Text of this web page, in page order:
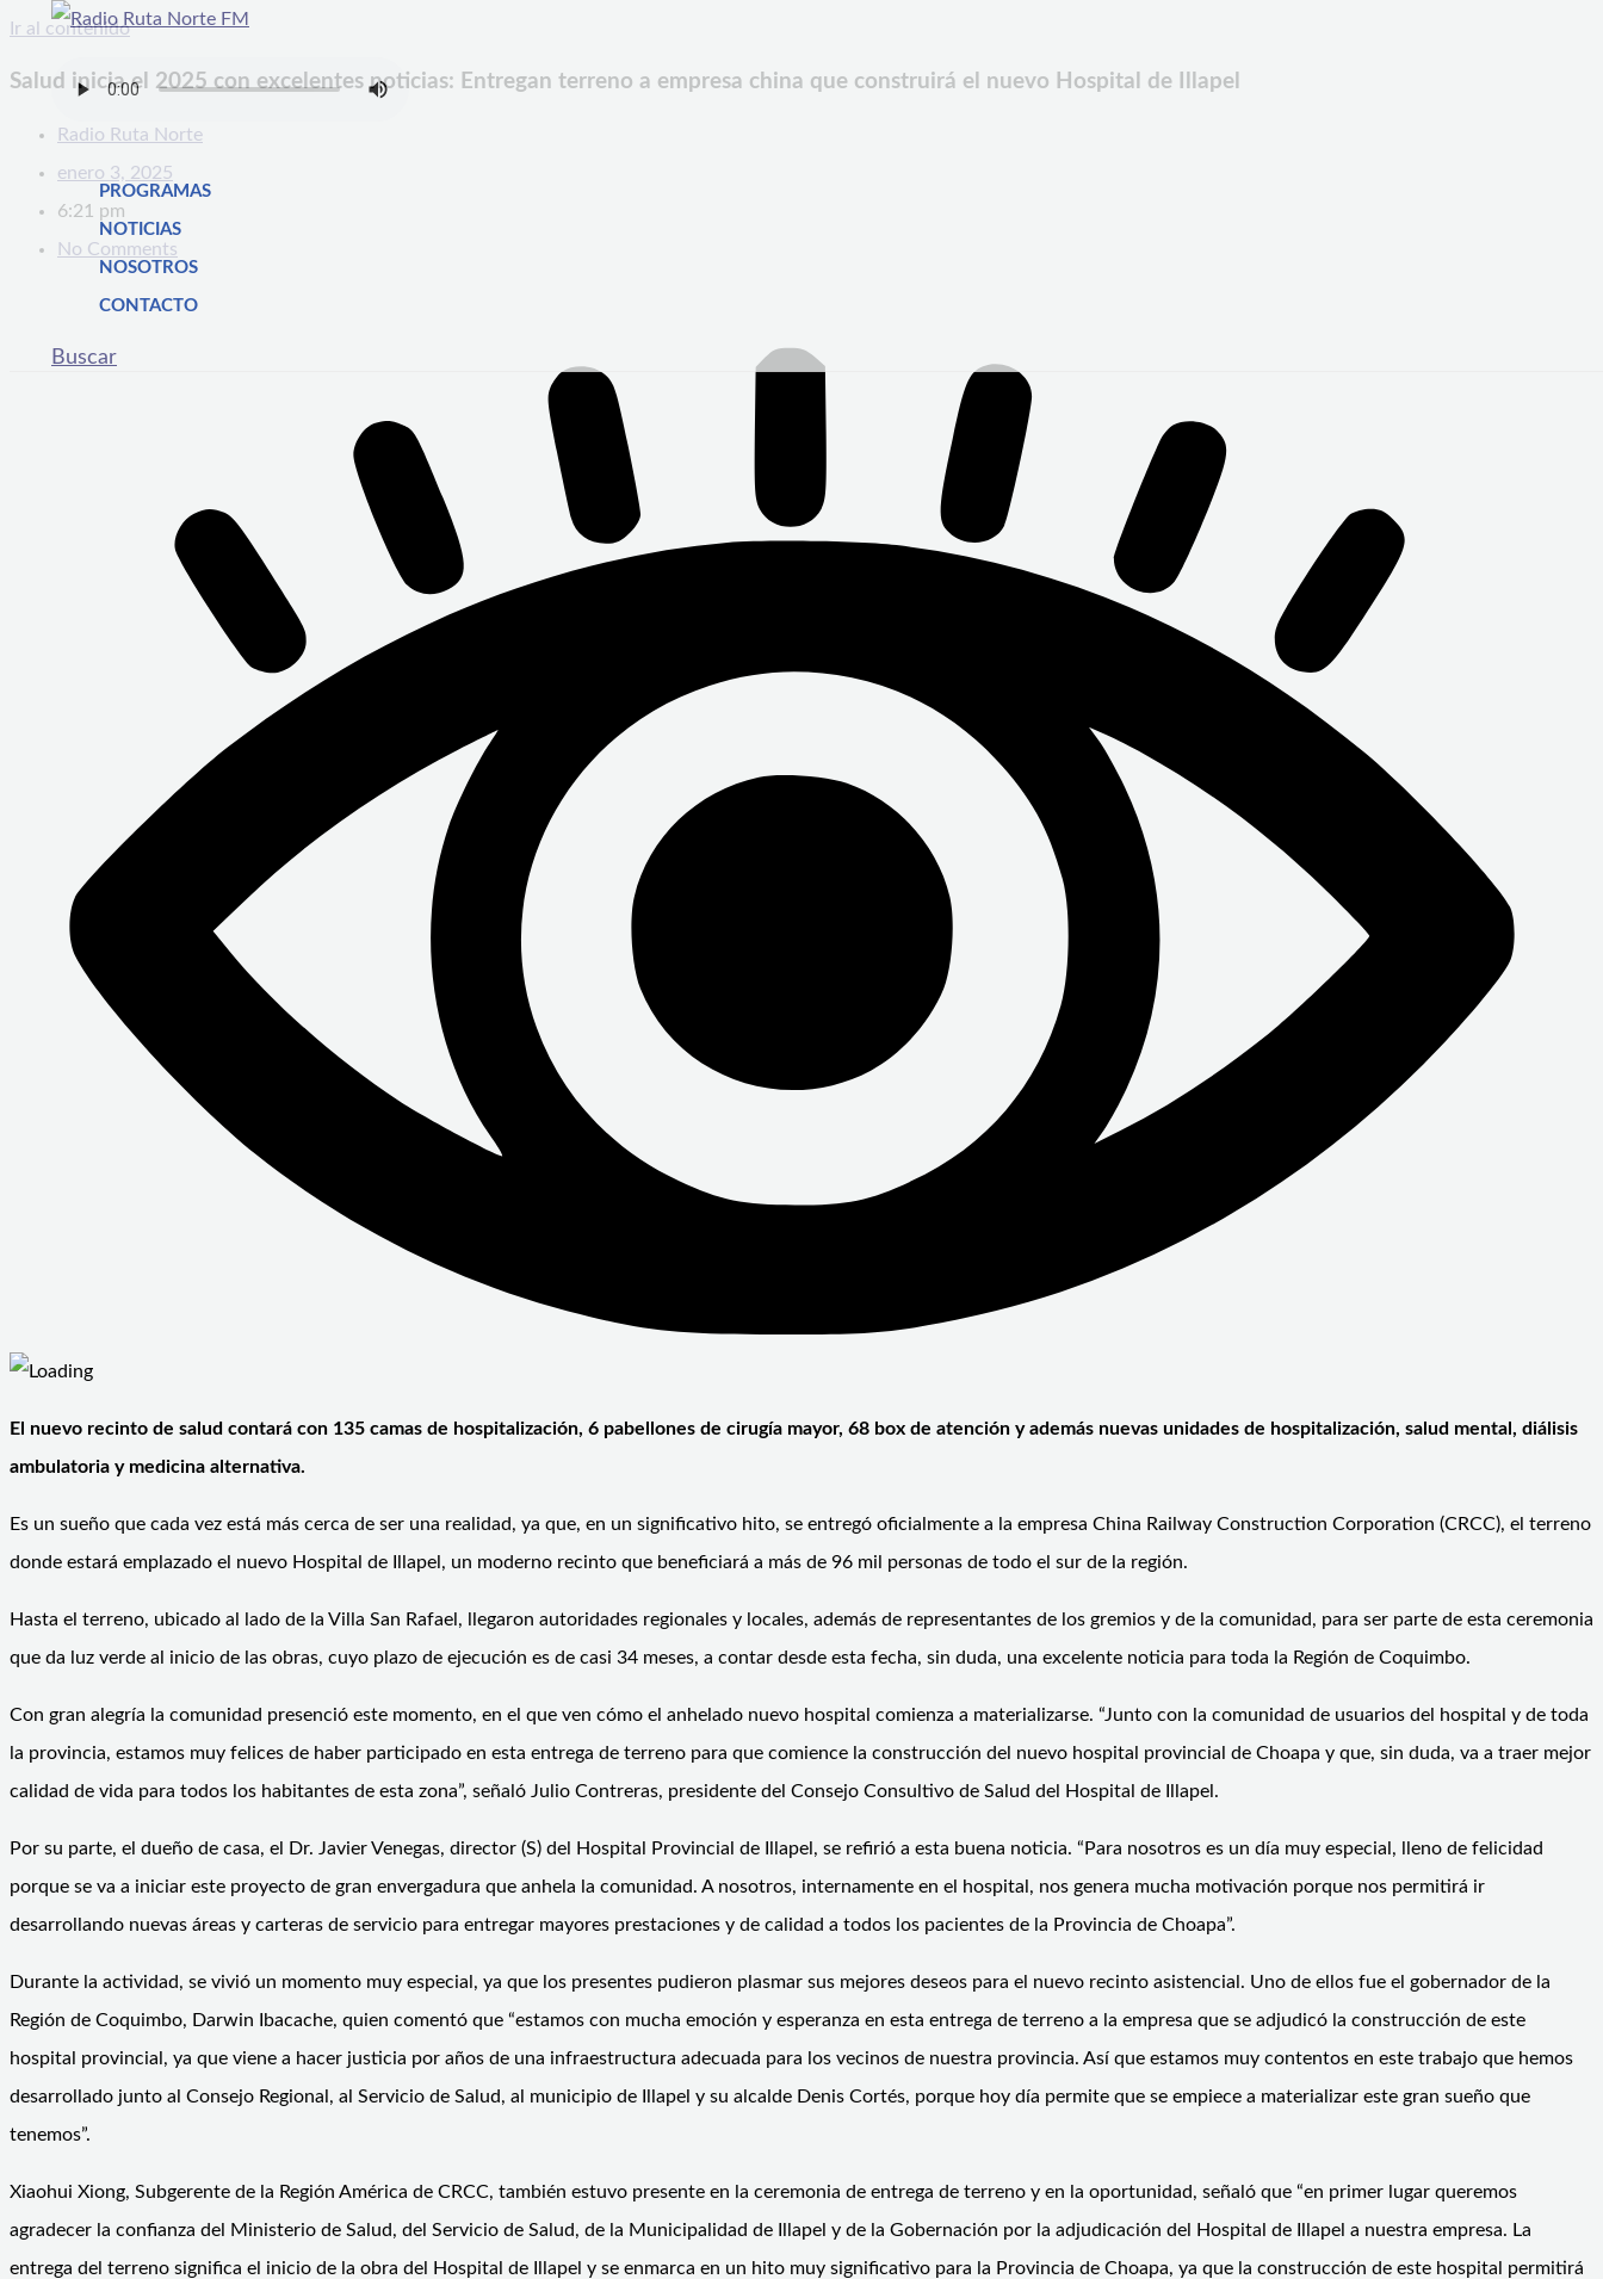
Ir al contenido
PROGRAMAS
NOTICIAS
NOSOTROS
CONTACTO
Buscar
Salud inicia el 2025 con excelentes noticias: Entregan terreno a empresa china que construirá el nuevo Hospital de Illapel
Radio Ruta Norte
enero 3, 2025
6:21 pm
No Comments
El nuevo recinto de salud contará con 135 camas de hospitalización, 6 pabellones de cirugía mayor, 68 box de atención y además nuevas unidades de hospitalización, salud mental, diálisis
ambulatoria y medicina alternativa.
Es un sueño que cada vez está más cerca de ser una realidad, ya que, en un significativo hito, se entregó oficialmente a la empresa China Railway Construction Corporation (CRCC), el terreno
donde estará emplazado el nuevo Hospital de Illapel, un moderno recinto que beneficiará a más de 96 mil personas de todo el sur de la región.
Hasta el terreno, ubicado al lado de la Villa San Rafael, llegaron autoridades regionales y locales, además de representantes de los gremios y de la comunidad, para ser parte de esta ceremonia
que da luz verde al inicio de las obras, cuyo plazo de ejecución es de casi 34 meses, a contar desde esta fecha, sin duda, una excelente noticia para toda la Región de Coquimbo.
Con gran alegría la comunidad presenció este momento, en el que ven cómo el anhelado nuevo hospital comienza a materializarse. “Junto con la comunidad de usuarios del hospital y de toda
la provincia, estamos muy felices de haber participado en esta entrega de terreno para que comience la construcción del nuevo hospital provincial de Choapa y que, sin duda, va a traer mejor
calidad de vida para todos los habitantes de esta zona”, señaló Julio Contreras, presidente del Consejo Consultivo de Salud del Hospital de Illapel.
Por su parte, el dueño de casa, el Dr. Javier Venegas, director (S) del Hospital Provincial de Illapel, se refirió a esta buena noticia. “Para nosotros es un día muy especial, lleno de felicidad
porque se va a iniciar este proyecto de gran envergadura que anhela la comunidad. A nosotros, internamente en el hospital, nos genera mucha motivación porque nos permitirá ir
desarrollando nuevas áreas y carteras de servicio para entregar mayores prestaciones y de calidad a todos los pacientes de la Provincia de Choapa”.
Durante la actividad, se vivió un momento muy especial, ya que los presentes pudieron plasmar sus mejores deseos para el nuevo recinto asistencial. Uno de ellos fue el gobernador de la
Región de Coquimbo, Darwin Ibacache, quien comentó que “estamos con mucha emoción y esperanza en esta entrega de terreno a la empresa que se adjudicó la construcción de este
hospital provincial, ya que viene a hacer justicia por años de una infraestructura adecuada para los vecinos de nuestra provincia. Así que estamos muy contentos en este trabajo que hemos
desarrollado junto al Consejo Regional, al Servicio de Salud, al municipio de Illapel y su alcalde Denis Cortés, porque hoy día permite que se empiece a materializar este gran sueño que
tenemos”.
Xiaohui Xiong, Subgerente de la Región América de CRCC, también estuvo presente en la ceremonia de entrega de terreno y en la oportunidad, señaló que “en primer lugar queremos
agradecer la confianza del Ministerio de Salud, del Servicio de Salud, de la Municipalidad de Illapel y de la Gobernación por la adjudicación del Hospital de Illapel a nuestra empresa. La
entrega del terreno significa el inicio de la obra del Hospital de Illapel y se enmarca en un hito muy significativo para la Provincia de Choapa, ya que la construcción de este hospital permitirá